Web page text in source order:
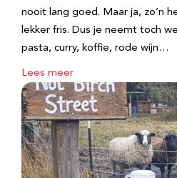
nooit lang goed. Maar ja, zo’n
lekker fris. Dus je neemt toch
pasta, curry, koffie, rode wijn…
Lees meer